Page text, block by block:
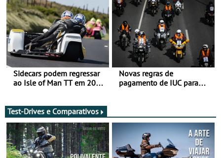
Sidecars podem regressar
ao Isle of Man TT em 2027
Novas regras de
pagamento de IUC para
Test-Drives e Comparativos